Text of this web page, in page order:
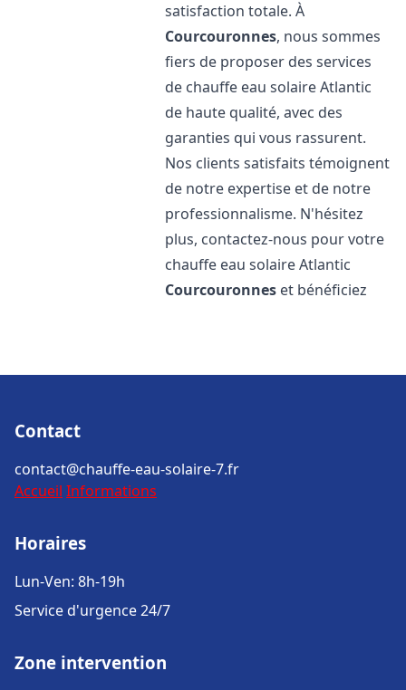
satisfaction totale. À
Courcouronnes, nous sommes
fiers de proposer des services
de chauffe eau solaire Atlantic
de haute qualité, avec des
garanties qui vous rassurent.
Nos clients satisfaits témoignent
de notre expertise et de notre
professionnalisme. N'hésitez
plus, contactez-nous pour votre
chauffe eau solaire Atlantic
Courcouronnes et bénéficiez
Contact
contact@chauffe-eau-solaire-7.fr
Accueil Informations
Horaires
Lun-Ven: 8h-19h
Service d'urgence 24/7
Zone intervention